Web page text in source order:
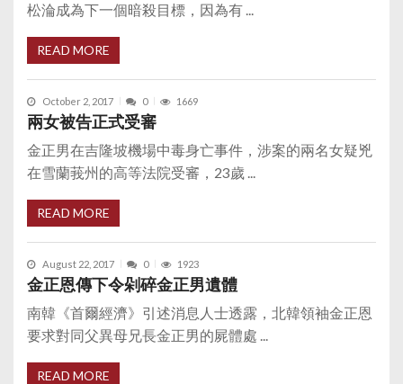
松淪成為下一個暗殺目標，因為有 ...
READ MORE
October 2, 2017 0 1669
兩女被告正式受審
金正男在吉隆坡機場中毒身亡事件，涉案的兩名女疑兇
在雪蘭莪州的高等法院受審，23歲 ...
READ MORE
August 22, 2017 0 1923
金正恩傳下令剁碎金正男遺體
南韓《首爾經濟》引述消息人士透露，北韓領袖金正恩
要求對同父異母兄長金正男的屍體處 ...
READ MORE